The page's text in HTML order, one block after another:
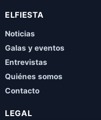
ELFIESTA
Noticias
Galas y eventos
Entrevistas
Quiénes somos
Contacto
LEGAL